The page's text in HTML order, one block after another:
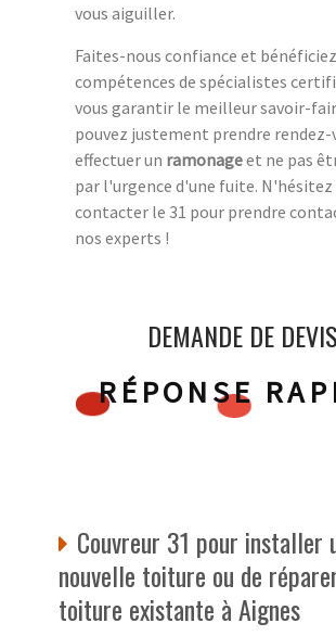
vous aiguiller.
Faites-nous confiance et
compétences de spécialistes
vous garantir le meilleur savoir-
pouvez justement prendre rendez-
effectuer un ramonageet ne pas
par l'urgence d'une fuite. N'hésitez
contacter le 31 pour prendre
nos experts !
DEMANDE DE DEVIS
RÉPONSE
Couvreur 31 pour installer
nouvelle toiture ou de
toiture existante à Aignes